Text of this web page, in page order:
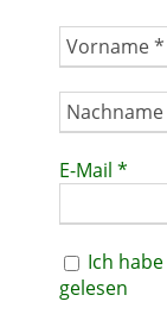
E-Mail *
Ich
gelesen